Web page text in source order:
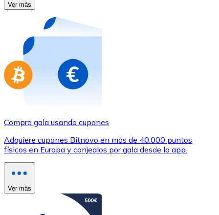
Compra tarjetas regalo de tus marcas favoritas con
Ir a la tienda de tarjetas regalo
Ver más
Compra gala usando cupones
Adquiere cupones Bitnovo en más de 40.000 puntos
físicos en Europa y canjealos por gala desde la app.
Ver más